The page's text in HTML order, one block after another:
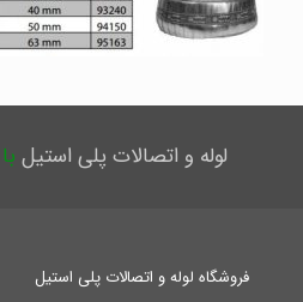
لوله و اتصالات پلی استیل
فروشگاه لوله و اتصالات پلی استیل